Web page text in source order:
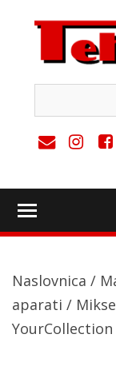
content
Naslovnica /
aparati /